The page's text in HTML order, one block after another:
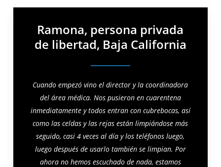
Ramona, persona privada
de libertad, Baja California
Cuando empezó vino el director y la coordinadora
del área médica. Nos pusieron en cuarentena
inmediatamente y todos entran con cubrebocas, así
como las celdas y las rejas están limpiándose más
seguido, casi 4 veces al día y los teléfonos luego,
luego después de usarlo también se limpian. Por
ahora no hemos escuchado de nada, estamos